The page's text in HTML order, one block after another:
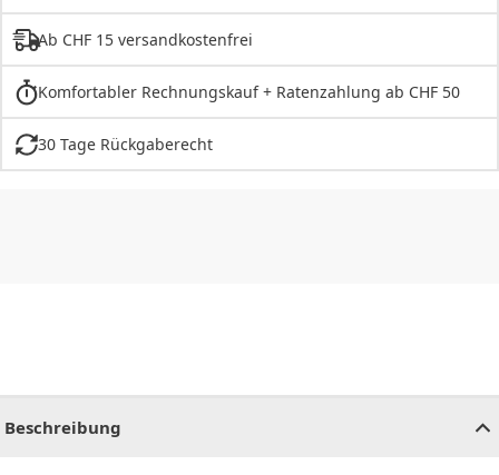
Ab CHF 15 versandkostenfrei
Komfortabler Rechnungskauf + Ratenzahlung ab CHF 50
30 Tage Rückgaberecht
Beschreibung